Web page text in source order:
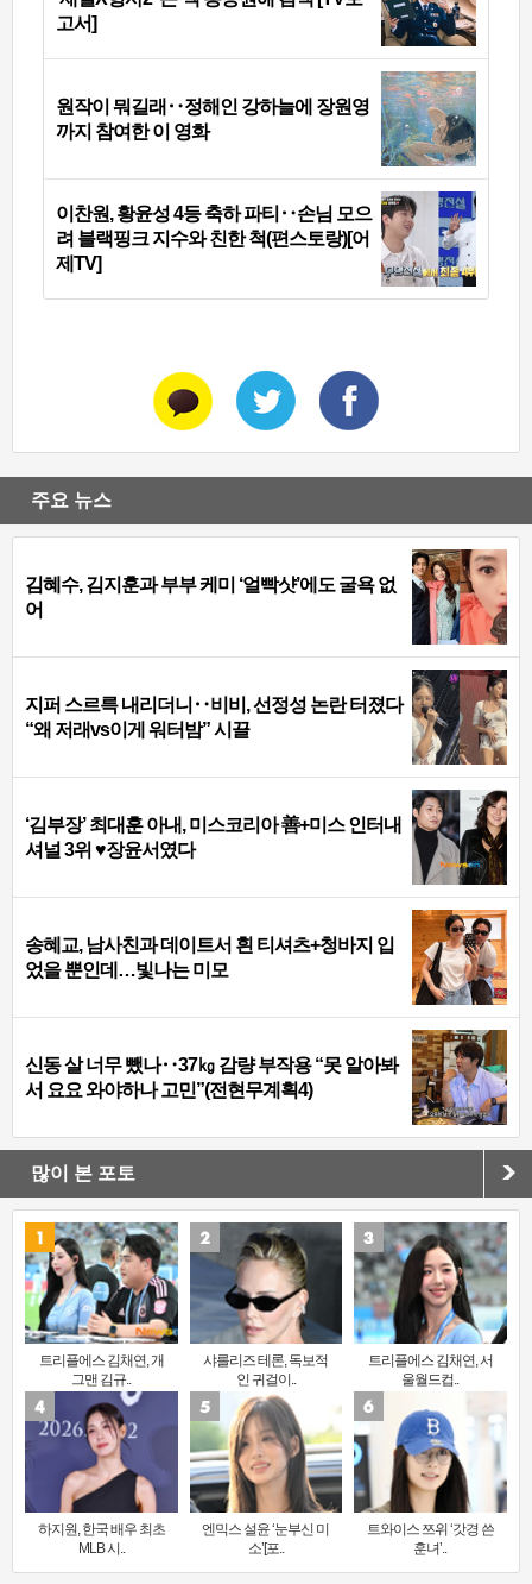
고서]
원작이 뭐길래‥정해인 강하늘에 장원영
까지 참여한 이 영화
이찬원, 황윤성 4등 축하 파티‥손님 모으
려 블랙핑크 지수와 친한 척(편스토랑)[어
제TV]
주요 뉴스
김혜수, 김지훈과 부부 케미 ‘얼빡샷’에도 굴욕 없
어
지퍼 스르륵 내리더니‥비비, 선정성 논란 터졌다
“왜 저래vs이게 워터밤” 시끌
‘김부장’ 최대훈 아내, 미스코리아 善+미스 인터내
셔널 3위 ♥장윤서였다
송혜교, 남사친과 데이트서 흰 티셔츠+청바지 입
었을 뿐인데…빛나는 미모
신동 살 너무 뺐나‥37㎏ 감량 부작용 “못 알아봐
서 요요 와야하나 고민”(전현무계획4)
많이 본 포토
트리플에스 김채연, 개
그맨 김규..
샤를리즈 테론, 독보적
인 귀걸이..
트리플에스 김채연, 서
울월드컵..
하지원, 한국 배우 최초
MLB 시..
엔믹스 설윤 ‘눈부신 미
소’[포..
트와이스 쯔위 ‘갓경 쓴
훈녀’..